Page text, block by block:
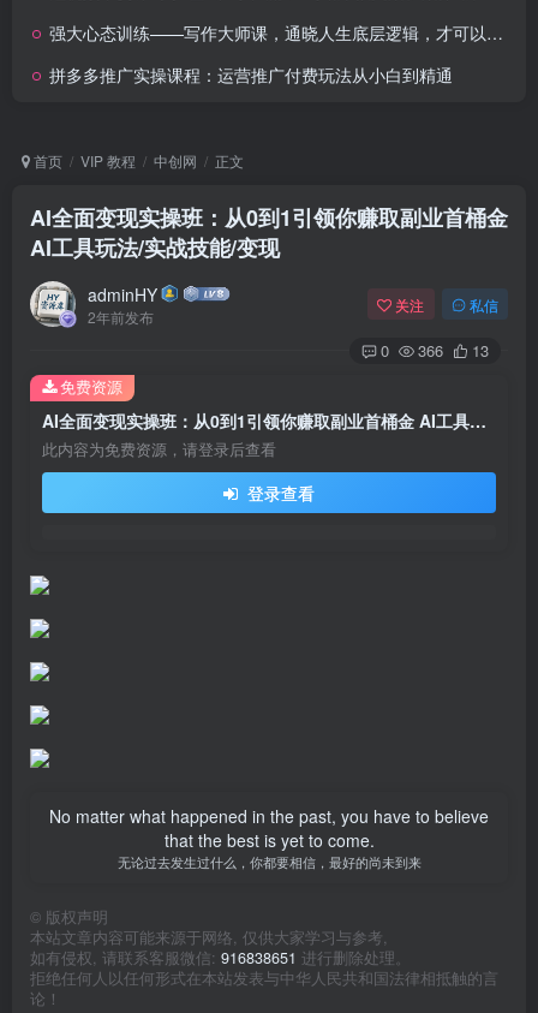
强大心态训练——写作大师课，通晓人生底层逻辑，才可以写出好故事
拼多多推广实操课程：运营推广付费玩法从小白到精通
首页 VIP 教程 中创网 正文
AI全面变现实操班：从0到1引领你赚取副业首桶金
AI工具玩法/实战技能/变现
adminHY
2年前发布
关注 私信
0 366 13
AI全面变现实操班：从0到1引领你赚取副业首桶金 AI工具玩法/实战技能/变现
此内容为免费资源，请登录后查看
登录查看
免费资源
No matter what happened in the past, you have to believe
that the best is yet to come.
无论过去发生过什么，你都要相信，最好的尚未到来
© 版权声明
本站文章内容可能来源于网络, 仅供大家学习与参考,
如有侵权, 请联系客服微信: 916838651 进行删除处理。
拒绝任何人以任何形式在本站发表与中华人民共和国法律相抵触的言
论！